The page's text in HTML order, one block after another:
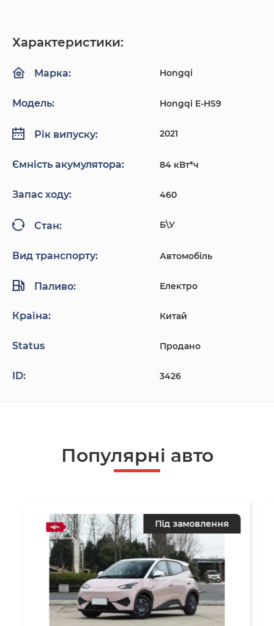
Характеристики:
Марка: Hongqi
Модель: Hongqi E-HS9
Рік випуску: 2021
Ємність акумулятора: 84 кВт*ч
Запас ходу: 460
Стан: Б\У
Вид транспорту: Автомобіль
Паливо: Електро
Країна: Китай
Status Продано
ID: 3426
Популярнi авто
Під замовлення